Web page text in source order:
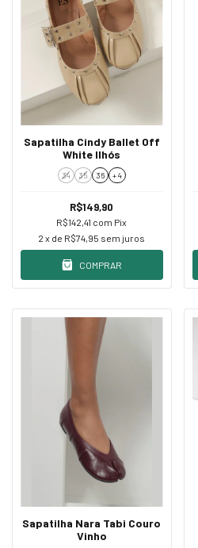
Sapatilha Cindy Ballet Off
White Ilhós
34 35 36 + 4
R$149,90
R$142,41 com Pix
2 x de R$74,95 sem juros
COMPRAR
Sapatilha Nara Tabi Couro
Vinho